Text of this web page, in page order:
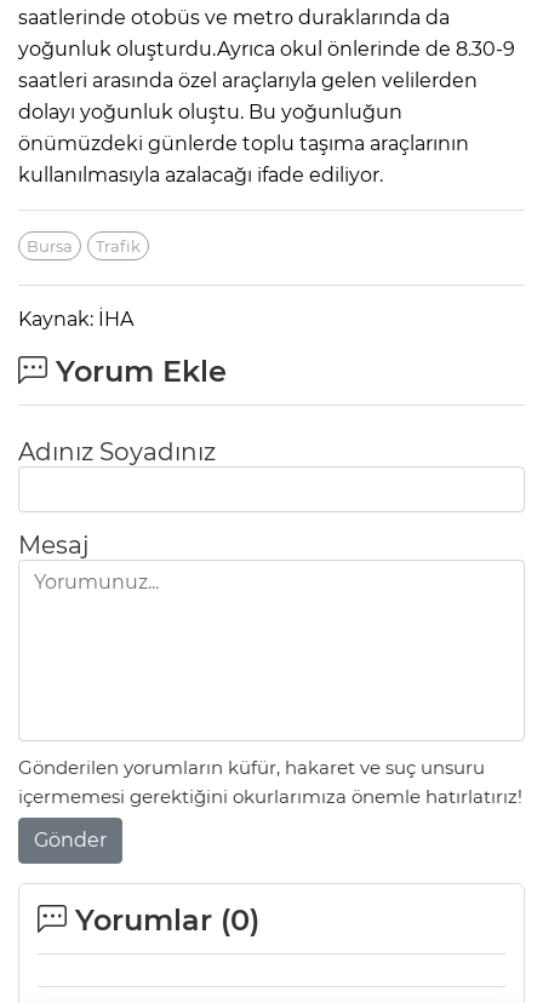
saatlerinde otobüs ve metro duraklarında da
yoğunluk oluşturdu.Ayrıca okul önlerinde de 8.30-9
saatleri arasında özel araçlarıyla gelen velilerden
dolayı yoğunluk oluştu. Bu yoğunluğun
önümüzdeki günlerde toplu taşıma araçlarının
kullanılmasıyla azalacağı ifade ediliyor.
Bursa Trafik
Kaynak: İHA
Yorum Ekle
Adınız Soyadınız
Mesaj
Gönderilen yorumların küfür, hakaret ve suç unsuru
içermemesi gerektiğini okurlarımıza önemle hatırlatırız!
Gönder
Yorumlar (0)